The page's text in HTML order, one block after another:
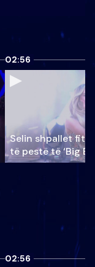
02:56
Selin shpallet
të pestë të ‘Big
02:56